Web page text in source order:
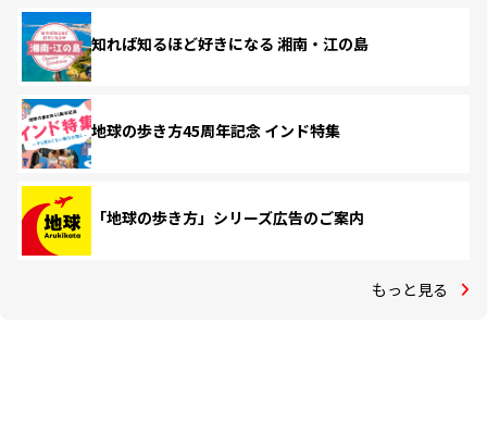
知れば知るほど好きになる 湘南・江の島
地球の歩き方45周年記念 インド特集
「地球の歩き方」シリーズ広告のご案内
もっと見る